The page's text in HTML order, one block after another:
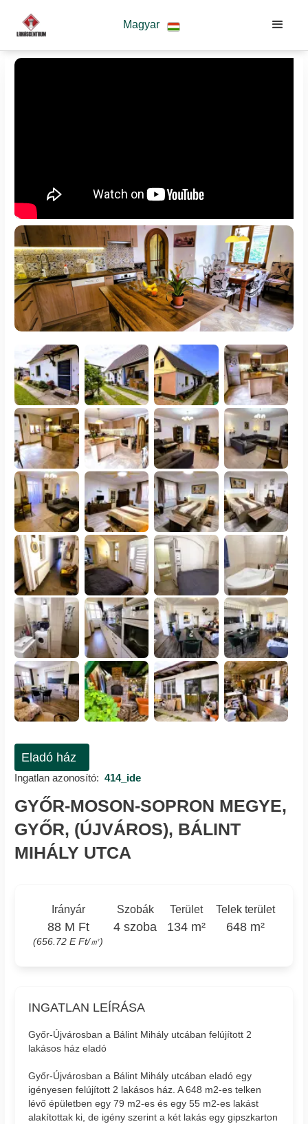
Magyar
Eladó ház
Ingatlan azonosító: 414_ide
GYŐR-MOSON-SOPRON MEGYE,
GYŐR, (ÚJVÁROS), BÁLINT
MIHÁLY UTCA
Irányár
88 M Ft
(656.72 E Ft/㎡)
Szobák
4 szoba
Terület
134 m²
Telek terület
648 m²
INGATLAN LEÍRÁSA
Győr-Újvárosban a Bálint Mihály utcában felújított 2
lakásos ház eladó
Győr-Újvárosban a Bálint Mihály utcában eladó egy
igényesen felújított 2 lakásos ház. A 648 m2-es telken
lévő épületben egy 79 m2-es és egy 55 m2-es lakást
alakítottak ki, de igény szerint a két lakás egy gipszkarton